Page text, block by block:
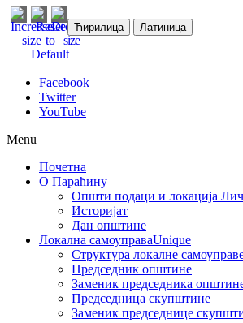
Ћирилица Латиница
Facebook
Twitter
YouTube
Menu
Почетна
О Параћину
Општи подаци и локација
Историјат
Дан општине
Локална самоуправаUnique
Структура локалне
Председник општине
Заменик председника
Председница скупштине
Заменик председнице